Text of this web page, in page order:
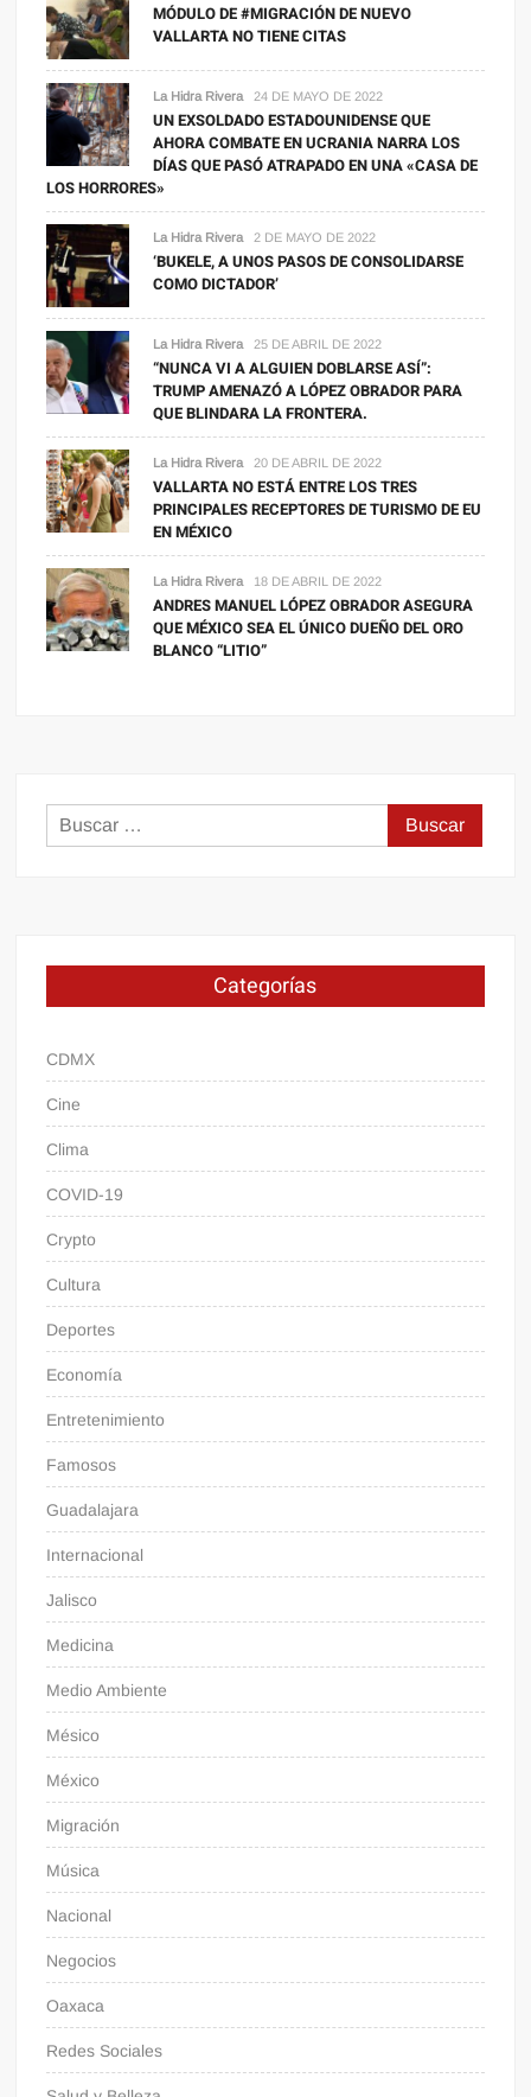
MÓDULO DE #MIGRACIÓN DE NUEVO
VALLARTA NO TIENE CITAS
La Hidra Rivera 24 DE MAYO DE 2022
UN EXSOLDADO ESTADOUNIDENSE QUE
AHORA COMBATE EN UCRANIA NARRA LOS
DÍAS QUE PASÓ ATRAPADO EN UNA «CASA DE
LOS HORRORES»
La Hidra Rivera 2 DE MAYO DE 2022
‘BUKELE, A UNOS PASOS DE CONSOLIDARSE
COMO DICTADOR’
La Hidra Rivera 25 DE ABRIL DE 2022
“NUNCA VI A ALGUIEN DOBLARSE ASÍ”:
TRUMP AMENAZÓ A LÓPEZ OBRADOR PARA
QUE BLINDARA LA FRONTERA.
La Hidra Rivera 20 DE ABRIL DE 2022
VALLARTA NO ESTÁ ENTRE LOS TRES
PRINCIPALES RECEPTORES DE TURISMO DE EU
EN MÉXICO
La Hidra Rivera 18 DE ABRIL DE 2022
ANDRES MANUEL LÓPEZ OBRADOR ASEGURA
QUE MÉXICO SEA EL ÚNICO DUEÑO DEL ORO
BLANCO “LITIO”
Buscar:
Categorías
CDMX
Cine
Clima
COVID-19
Crypto
Cultura
Deportes
Economía
Entretenimiento
Famosos
Guadalajara
Internacional
Jalisco
Medicina
Medio Ambiente
Mésico
México
Migración
Música
Nacional
Negocios
Oaxaca
Redes Sociales